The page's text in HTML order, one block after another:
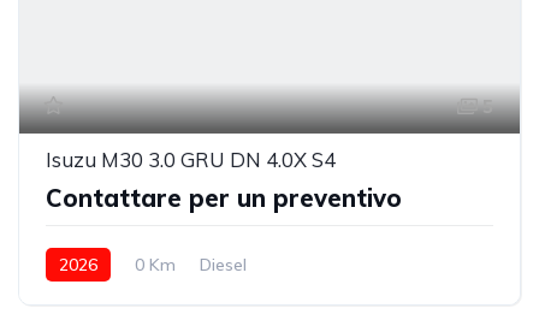
5
Isuzu M30 3.0 GRU DN 4.0X S4
Contattare per un preventivo
2026 0 Km Diesel